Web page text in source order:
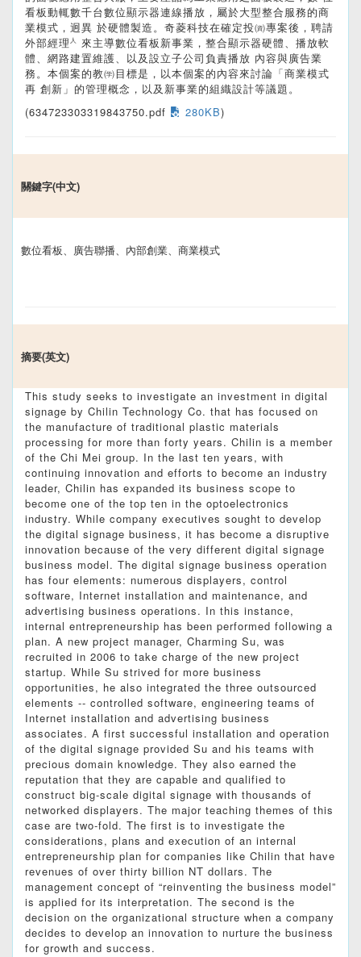
看板動輒數千台數位顯示器連線播放，屬於大型整合服務的商
業模式，迥異 於硬體製造。奇菱科技在確定投㈾專案後，聘請
外部經理㆟來主導數位看板新事業，整合顯示器硬體、播放軟
體、網路建置維護、以及設立子公司負責播放 內容與廣告業
務。本個案的教㈻目標是，以本個案的內容來討論「商業模式
再 創新」的管理概念，以及新事業的組織設計等議題。
(634723303319843750.pdf
280KB)
關鍵字(中文)
數位看板、廣告聯播、內部創業、商業模式
摘要(英文)
This study seeks to investigate an investment in digital
signage by Chilin Technology Co. that has focused on
the manufacture of traditional plastic materials
processing for more than forty years. Chilin is a member
of the Chi Mei group. In the last ten years, with
continuing innovation and efforts to become an industry
leader, Chilin has expanded its business scope to
become one of the top ten in the optoelectronics
industry. While company executives sought to develop
the digital signage business, it has become a disruptive
innovation because of the very different digital signage
business model. The digital signage business operation
has four elements: numerous displayers, control
software, Internet installation and maintenance, and
advertising business operations. In this instance,
internal entrepreneurship has been performed following a
plan. A new project manager, Charming Su, was
recruited in 2006 to take charge of the new project
startup. While Su strived for more business
opportunities, he also integrated the three outsourced
elements -- controlled software, engineering teams of
Internet installation and advertising business
associates. A first successful installation and operation
of the digital signage provided Su and his teams with
precious domain knowledge. They also earned the
reputation that they are capable and qualified to
construct big-scale digital signage with thousands of
networked displayers. The major teaching themes of this
case are two-fold. The first is to investigate the
considerations, plans and execution of an internal
entrepreneurship plan for companies like Chilin that have
revenues of over thirty billion NT dollars. The
management concept of “reinventing the business model”
is applied for its interpretation. The second is the
decision on the organizational structure when a company
decides to develop an innovation to nurture the business
for growth and success.